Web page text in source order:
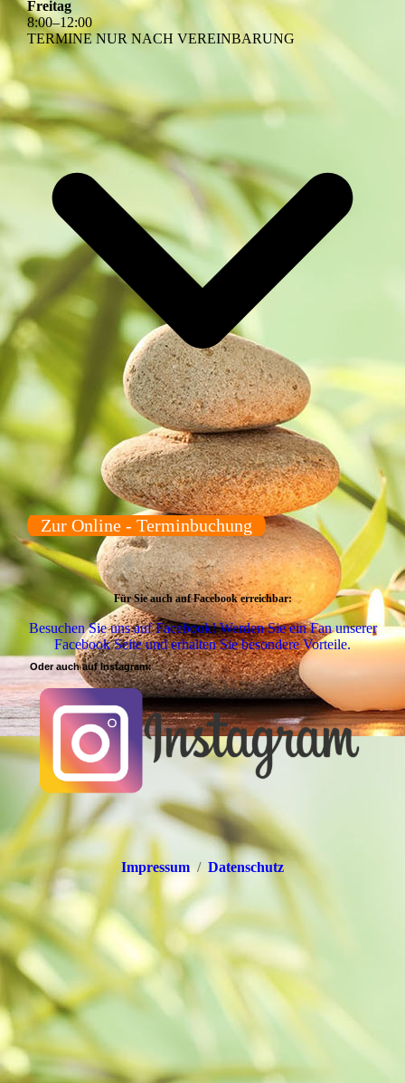
Freitag
8:00–12:00
TERMINE NUR NACH VEREINBARUNG
Zur Online - Terminbuchung
Für Sie auch auf Facebook erreichbar:
Besuchen Sie uns auf Facebook! Werden Sie ein Fan unserer
Facebook Seite und erhalten Sie besondere Vorteile.
Oder auch auf Instagram:
Impressum / Datenschutz